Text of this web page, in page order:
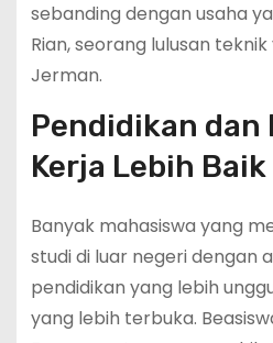
sebanding dengan usaha
Rian, seorang lulusan
Jerman.
Pendidikan dan
Kerja Lebih Baik
Banyak mahasiswa yang
studi di luar negeri dengan
pendidikan yang lebih
yang lebih terbuka.